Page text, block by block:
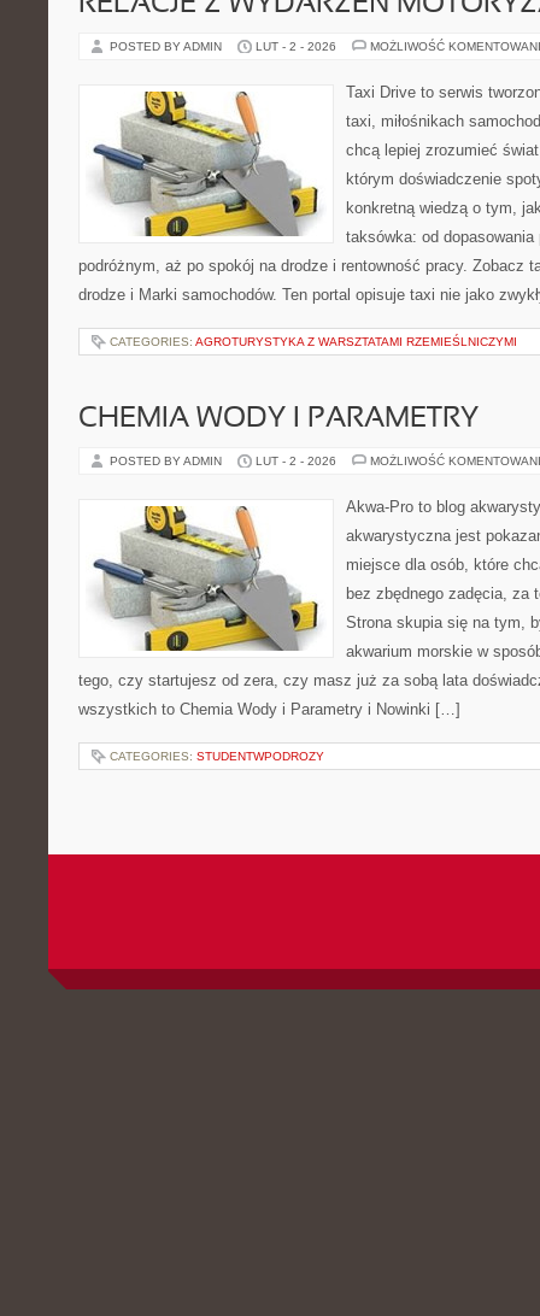
POSTED BY ADMIN LUT - 2 - 2026 MOŻLIWOŚĆ
Taxi Drive to serwis
taxi, miłośnikach
chcą lepiej zrozumieć
którym doświadczenie
konkretną wiedzą o tym,
taksówka: od
podróżnym, aż po spokój na drodze i rentowność pracy. Zobacz
drodze i Marki samochodów. Ten portal opisuje taxi nie jako
CATEGORIES: AGROTURYSTYKA Z WARSZTATAMI RZEMIEŚLNICZYMI
CHEMIA WODY I PARAMETRY
POSTED BY ADMIN LUT - 2 - 2026 MOŻLIWOŚĆ
Akwa-Pro to blog
akwarystyczna jest
miejsce dla osób, które
bez zbędnego zadęcia, za
Strona skupia się na tym,
akwarium morskie w
tego, czy startujesz od zera, czy masz już za sobą lata
wszystkich to Chemia Wody i Parametry i Nowinki […]
CATEGORIES: STUDENTWPODROZY